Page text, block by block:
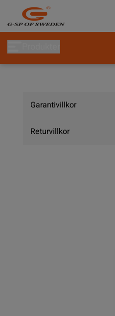
Hoppa till innehållet
Garantivillkor
Returvillkor